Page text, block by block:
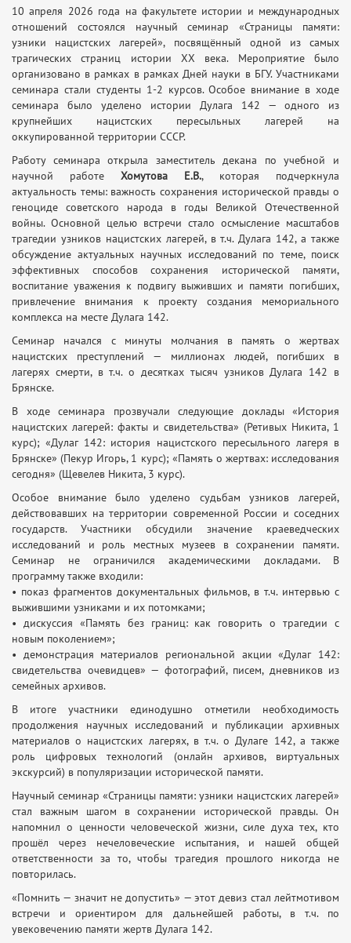
10 апреля 2026 года на факультете истории и международных
отношений состоялся научный семинар «Страницы памяти:
узники нацистских лагерей», посвящённый одной из самых
трагических страниц истории XX века. Мероприятие было
организовано в рамках в рамках Дней науки в БГУ. Участниками
семинара стали студенты 1-2 курсов. Особое внимание в ходе
семинара было уделено истории Дулага 142 — одного из
крупнейших нацистских пересыльных лагерей на
оккупированной территории СССР.
Работу семинара открыла заместитель декана по учебной и
научной работе Хомутова Е.В., которая подчеркнула
актуальность темы: важность сохранения исторической правды о
геноциде советского народа в годы Великой Отечественной
войны. Основной целью встречи стало осмысление масштабов
трагедии узников нацистских лагерей, в т. ч. Дулага 142, а также
обсуждение актуальных научных исследований по теме, поиск
эффективных способов сохранения исторической памяти,
воспитание уважения к подвигу выживших и памяти погибших,
привлечение внимания к проекту создания мемориального
комплекса на месте Дулага 142.
Семинар начался с минуты молчания в память о жертвах
нацистских преступлений — миллионах людей, погибших в
лагерях смерти, в т. ч. о десятках тысяч узников Дулага 142 в
Брянске.
В ходе семинара прозвучали следующие доклады «История
нацистских лагерей: факты и свидетельства» (Ретивых Никита, 1
курс); «Дулаг 142: история нацистского пересыльного лагеря в
Брянске» (Пекур Игорь, 1 курс); «Память о жертвах: исследования
сегодня» (Щевелев Никита, 3 курс).
Особое внимание было уделено судьбам узников лагерей,
действовавших на территории современной России и соседних
государств. Участники обсудили значение краеведческих
исследований и роль местных музеев в сохранении памяти.
Семинар не ограничился академическими докладами. В
программу также входили:
• показ фрагментов документальных фильмов, в т. ч. интервью с
выжившими узниками и их потомками;
• дискуссия «Память без границ: как говорить о трагедии с
новым поколением»;
• демонстрация материалов региональной акции «Дулаг 142:
свидетельства очевидцев» — фотографий, писем, дневников из
семейных архивов.
В итоге участники единодушно отметили необходимость
продолжения научных исследований и публикации архивных
материалов о нацистских лагерях, в т. ч. о Дулаге 142, а также
роль цифровых технологий (онлайн архивов, виртуальных
экскурсий) в популяризации исторической памяти.
Научный семинар «Страницы памяти: узники нацистских лагерей»
стал важным шагом в сохранении исторической правды. Он
напомнил о ценности человеческой жизни, силе духа тех, кто
прошёл через нечеловеческие испытания, и нашей общей
ответственности за то, чтобы трагедия прошлого никогда не
повторилась.
«Помнить — значит не допустить» — этот девиз стал лейтмотивом
встречи и ориентиром для дальнейшей работы, в т. ч. по
увековечению памяти жертв Дулага 142.